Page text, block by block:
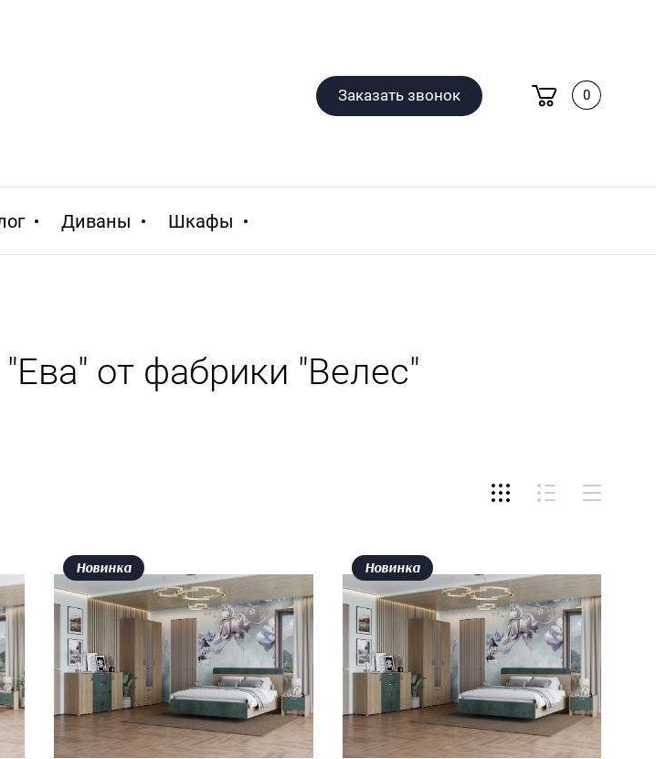
0
Заказать звонок
Диваны Шкафы
от фабрики "Велес"
Новинка Новинка